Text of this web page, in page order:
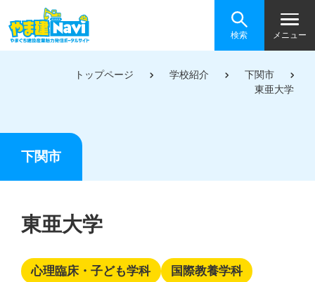
検索 メニュー
トップページ 学校紹介
下関市
東亜大学
下関市
東亜大学
心理臨床・子ども学科
国際教養学科